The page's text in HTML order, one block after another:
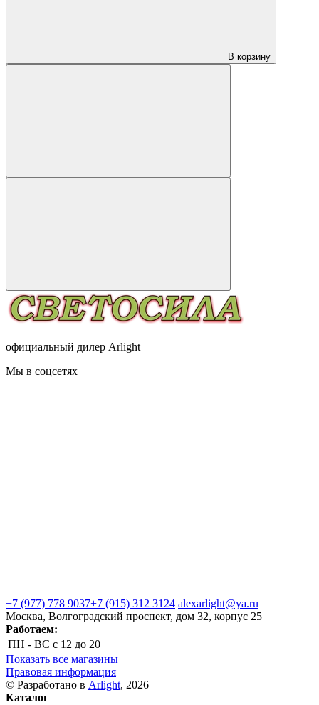
В корзину
официальный дилер Arlight
Мы в соцсетях
+7 (977) 778 9037+7 (915) 312 3124 alexarlight@ya.ru
Москва, Волгоградский проспект, дом 32, корпус 25
Работаем:
ПН - ВС с 12 до 20
Показать все магазины
Правовая информация
© Разработано в Arlight, 2026
Каталог